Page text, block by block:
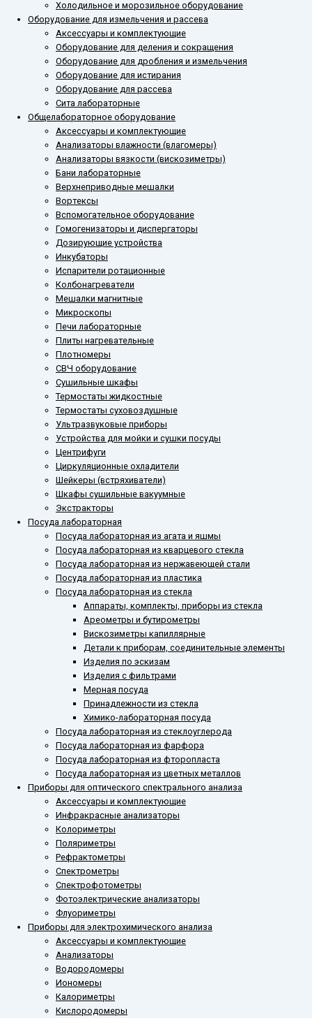
Холодильное и морозильное оборудование
Оборудование для измельчения и рассева
Аксессуары и комплектующие
Оборудование для деления и сокращения
Оборудование для дробления и измельчения
Оборудование для истирания
Оборудование для рассева
Сита лабораторные
Общелабораторное оборудование
Аксессуары и комплектующие
Анализаторы влажности (влагомеры)
Анализаторы вязкости (вискозиметры)
Бани лабораторные
Верхнеприводные мешалки
Вортексы
Вспомогательное оборудование
Гомогенизаторы и диспергаторы
Дозирующие устройства
Инкубаторы
Испарители ротационные
Колбонагреватели
Мешалки магнитные
Микроскопы
Печи лабораторные
Плиты нагревательные
Плотномеры
СВЧ оборудование
Сушильные шкафы
Термостаты жидкостные
Термостаты суховоздушные
Ультразвуковые приборы
Устройства для мойки и сушки посуды
Центрифуги
Циркуляционные охладители
Шейкеры (встряхиватели)
Шкафы сушильные вакуумные
Экстракторы
Посуда лабораторная
Посуда лабораторная из агата и яшмы
Посуда лабораторная из кварцевого стекла
Посуда лабораторная из нержавеющей стали
Посуда лабораторная из пластика
Посуда лабораторная из стекла
Аппараты, комплекты, приборы из стекла
Ареометры и бутирометры
Вискозиметры капиллярные
Детали к приборам, соединительные элементы
Изделия по эскизам
Изделия с фильтрами
Мерная посуда
Принадлежности из стекла
Химико-лабораторная посуда
Посуда лабораторная из стеклоуглерода
Посуда лабораторная из фарфора
Посуда лабораторная из фторопласта
Посуда лабораторная из цветных металлов
Приборы для оптического спектрального анализа
Аксессуары и комплектующие
Инфракрасные анализаторы
Колориметры
Поляриметры
Рефрактометры
Спектрометры
Спектрофотометры
Фотоэлектрические анализаторы
Флуориметры
Приборы для электрохимического анализа
Аксессуары и комплектующие
Анализаторы
Водородомеры
Иономеры
Калориметры
Кислородомеры